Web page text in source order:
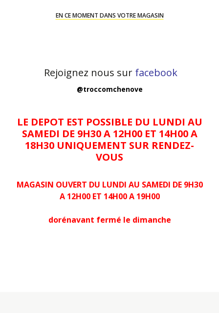
EN CE MOMENT DANS VOTRE MAGASIN
Rejoignez nous sur facebook
@troccomchenove
LE DEPOT EST POSSIBLE DU LUNDI AU
SAMEDI DE 9H30 A 12H00 ET 14H00 A
18H30 UNIQUEMENT SUR RENDEZ-
VOUS
MAGASIN OUVERT DU LUNDI AU SAMEDI DE 9H30
A 12H00 ET 14H00 A 19H00
dorénavant fermé le dimanche